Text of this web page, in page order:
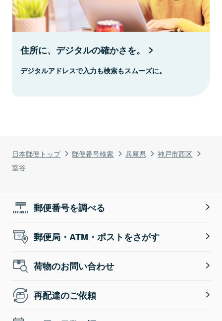
日本郵便トップ 郵便番号検索 兵庫県
神戸市西区
室谷
住所に、デジタルの確かさを。
デジタルアドレスで入力も検索もスムーズに。
郵便番号を調べる
郵便局・ATM・ポストをさがす
荷物のお問い合わせ
再配達のご依頼